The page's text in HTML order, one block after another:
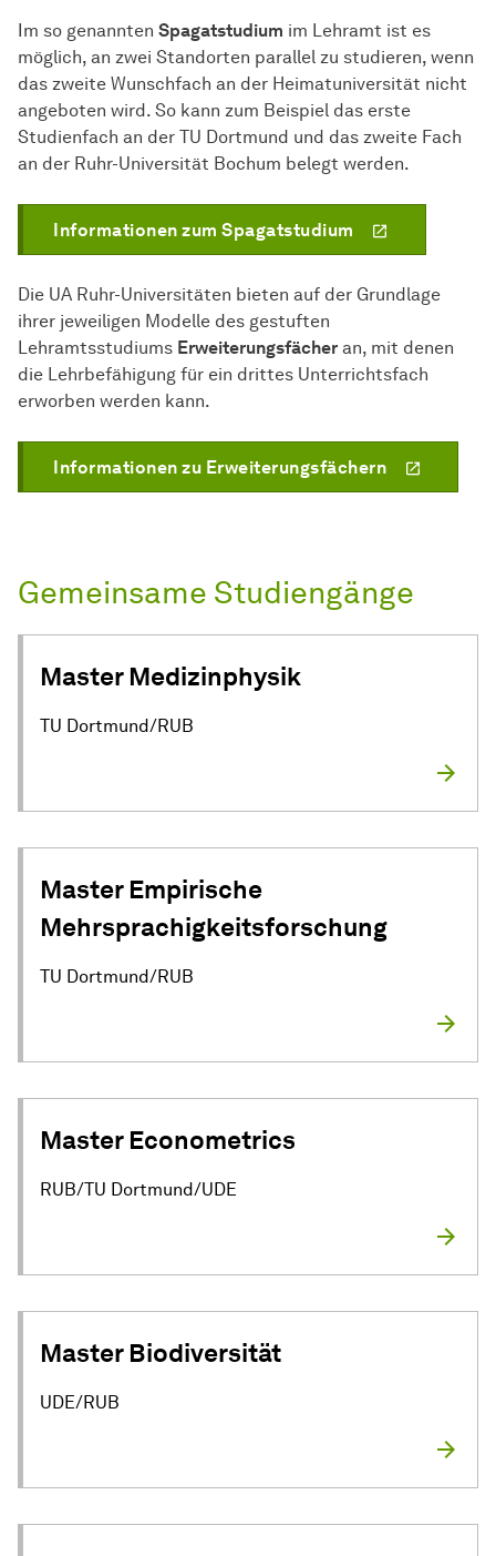
Im so genannten Spagatstudium im Lehramt ist es
möglich, an zwei Standorten parallel zu studieren, wenn
das zweite Wunschfach an der Heimatuniversität nicht
angeboten wird. So kann zum Beispiel das erste
Studienfach an der TU Dortmund und das zweite Fach
an der Ruhr-Universität Bochum belegt werden.
Informationen zum Spagatstudium
Die UA Ruhr-Universitäten bieten auf der Grundlage
ihrer jeweiligen Modelle des gestuften
Lehramtsstudiums Erweiterungsfächer an, mit denen
die Lehrbefähigung für ein drittes Unterrichtsfach
erworben werden kann.
Informationen zu Erweiterungsfächern
Gemeinsame Studiengänge
Master Medizinphysik
TU Dortmund/RUB
Master Empirische
Mehrsprachigkeitsforschung
TU Dortmund/RUB
Master Econometrics
RUB/TU Dortmund/UDE
Master Biodiversität
UDE/RUB